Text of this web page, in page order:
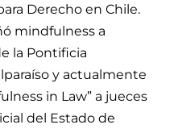
Derecho en Chile.
mindfulness a
la Pontificia
y actualmente
in Law” a jueces
del Estado de